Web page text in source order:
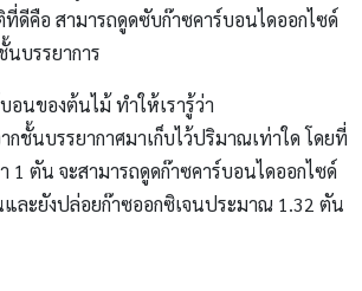
ดีคือ สามารถดูดซับก๊าซคาร์บอนไดออกไซด์
บรรยาการ
อนของต้นไม้ ทำให้เรารู้ว่า
กชั้นบรรยากาศมาเก็บไว้ปริมาณเท่าใด โดยที่
1 ตัน จะสามารถดูดก๊าซคาร์บอนไดออกไซด์
ละยังปล่อยก๊าซออกซิเจนประมาณ 1.32 ตัน